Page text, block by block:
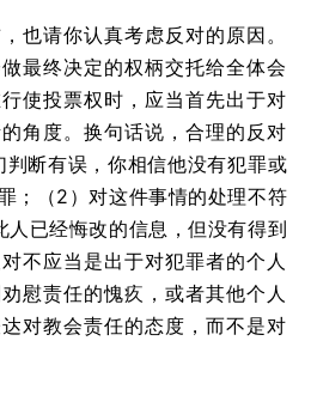
也请你认真考虑反对的原因。
最终决定的权柄交托给全体会
使投票权时，应当首先出于对
角度。换句话说，合理的反对
判断有误，你相信他没有犯罪或
；（2）对这件事情的处理不符
已经悔改的信息，但没有得到
不应当是出于对犯罪者的个人
慰责任的愧疚，或者其他个人
对教会责任的态度，而不是对